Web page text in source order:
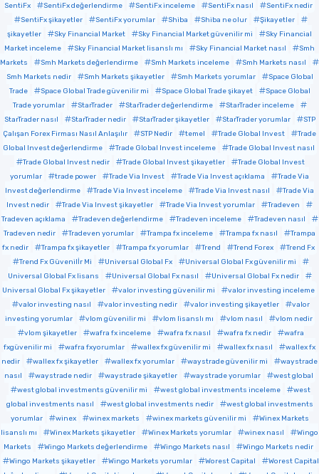
SentiFx
SentiFx değerlendirme SentiFx inceleme SentiFx nasıl
SentiFx nedir
SentiFx şikayetler
SentiFx yorumlar Shiba Shiba ne olur
Şikayetler
şikayetler
Sky Financial Market Sky Financial Market güvenilir mi
Sky Financial
Market inceleme
Sky Financial Market lisanslı mı Sky Financial Market nasıl
Smh
Markets
Smh Markets değerlendirme Smh Markets inceleme
Smh Markets nasıl
Smh Markets nedir
Smh Markets şikayetler Smh Markets yorumlar
Space Global
Trade
Space Global Trade güvenilir mi Space Global Trade şikayet
Space Global
Trade yorumlar
StarTrader StarTrader değerlendirme
StarTrader inceleme
StarTrader nasıl
StarTrader nedir StarTrader şikayetler StarTrader yorumlar
STP
Çalışan Forex Firması Nasıl Anlaşılır
STP Nedir temel Trade Global Invest
Trade
Global Invest değerlendirme
Trade Global Invest inceleme
Trade Global Invest nasıl
Trade Global Invest nedir
Trade Global Invest şikayetler
Trade Global Invest
yorumlar
trade power Trade Via Invest Trade Via Invest açıklama
Trade Via
Invest değerlendirme
Trade Via Invest inceleme Trade Via Invest nasıl
Trade Via
Invest nedir
Trade Via Invest şikayetler Trade Via Invest yorumlar
Tradeven
Tradeven açıklama
Tradeven değerlendirme Tradeven inceleme
Tradeven nasıl
Tradeven nedir
Tradeven yorumlar Trampa fx inceleme Trampa fx nasıl
Trampa
fx nedir
Trampa fx şikayetler Trampa fx yorumlar Trend Trend Forex
Trend Fx
Trend Fx Güvenilİr Mi
Universal Global Fx
Universal Global Fx güvenilir mi
Universal Global Fx lisans
Universal Global Fx nasıl
Universal Global Fx nedir
Universal Global Fx şikayetler
valor investing güvenilir mi
valor investing inceleme
valor investing nasıl
valor investing nedir valor investing şikayetler
valor
investing yorumlar
vlom güvenilir mi vlom lisanslı mı vlom nasıl
vlom nedir
vlom şikayetler
wafra fx inceleme wafra fx nasıl wafra fx nedir
wafra
fxgüvenilir mi
wafra fxyorumlar wallex fx güvenilir mi wallex fx nasıl
wallex fx
nedir
wallex fx şikayetler wallex fx yorumlar waystrade güvenilir mi
waystrade
nasıl
waystrade nedir waystrade şikayetler waystrade yorumlar
west global
west global investments güvenilir mi
west global investments inceleme
west
global investments nasıl
west global investments nedir
west global investments
yorumlar
winex winex markets winex markets güvenilir mi
Winex Markets
lisanslı mı
Winex Markets şikayetler Winex Markets yorumlar winex nasıl
Wingo
Markets
Wingo Markets değerlendirme Wingo Markets nasıl
Wingo Markets nedir
Wingo Markets şikayetler
Wingo Markets yorumlar Worest Capital
Worest Capital